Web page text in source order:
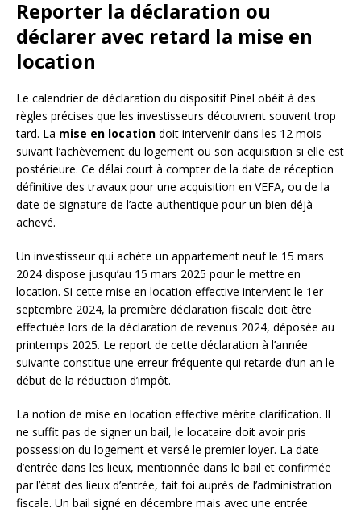
Reporter la déclaration ou
déclarer avec retard la mise en
location
Le calendrier de déclaration du dispositif Pinel obéit à des
règles précises que les investisseurs découvrent souvent trop
tard. La mise en location doit intervenir dans les 12 mois
suivant l’achèvement du logement ou son acquisition si elle est
postérieure. Ce délai court à compter de la date de réception
définitive des travaux pour une acquisition en VEFA, ou de la
date de signature de l’acte authentique pour un bien déjà
achevé.
Un investisseur qui achète un appartement neuf le 15 mars
2024 dispose jusqu’au 15 mars 2025 pour le mettre en
location. Si cette mise en location effective intervient le 1er
septembre 2024, la première déclaration fiscale doit être
effectuée lors de la déclaration de revenus 2024, déposée au
printemps 2025. Le report de cette déclaration à l’année
suivante constitue une erreur fréquente qui retarde d’un an le
début de la réduction d’impôt.
La notion de mise en location effective mérite clarification. Il
ne suffit pas de signer un bail, le locataire doit avoir pris
possession du logement et versé le premier loyer. La date
d’entrée dans les lieux, mentionnée dans le bail et confirmée
par l’état des lieux d’entrée, fait foi auprès de l’administration
fiscale. Un bail signé en décembre mais avec une entrée